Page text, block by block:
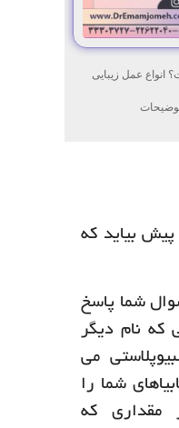
انواع عمل زیبایی
بیاید که
شما پاسخ
که نام دیگر
می
شما را
مقداری که